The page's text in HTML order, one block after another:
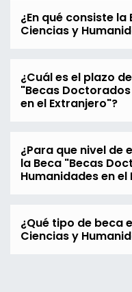
¿En qué consiste
Ciencias y
¿Cuál es el plazo
"Becas
en el Extranjero"?
¿Para que nivel de
la Beca "Becas
Humanidades en el
¿Qué tipo de beca
Ciencias y